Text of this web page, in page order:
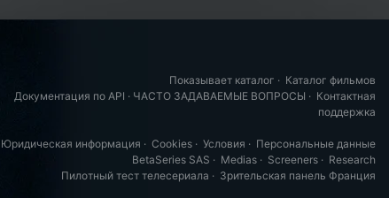
Показывает каталог · Каталог фильмов
Документация по API · ЧАСТО ЗАДАВАЕМЫЕ ВОПРОСЫ · Контактная
поддержка
Юридическая информация · Cookies · Условия · Персональные данные
BetaSeries SAS · Medias · Screeners · Research
Пилотный тест телесериала · Зрительская панель Франция